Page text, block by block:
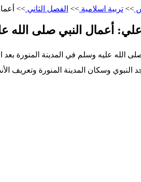
>> تربية اسلامية >> الفصل الثاني >>
أعمال النبي صلى الله
الله عليه وسلم في المدينة المنورة بعد
وسكان المدينة المنورة وتعريف